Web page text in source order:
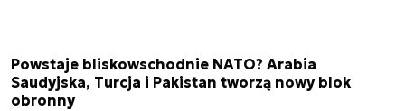
Powstaje bliskowschodnie NATO? Arabia
Saudyjska, Turcja i Pakistan tworzą nowy blok
obronny